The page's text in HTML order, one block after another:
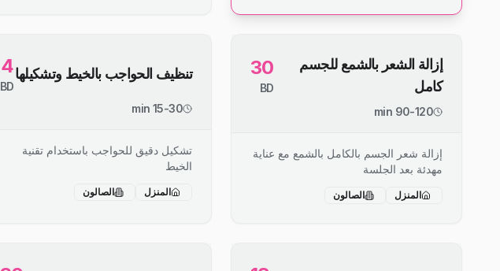
إزالة الشعر بالشمع للجسم
كامل
30
BD
90-120 min
إزالة شعر الجسم بالكامل بالشمع مع عناية
مهدئة بعد الجلسة
المنزل الصالون
تنظيف الحواجب بالخيط وتشكيلها4
BD
15-30 min
تشكيل دقيق للحواجب باستخدام تقنية
الخيط
المنزل الصالون